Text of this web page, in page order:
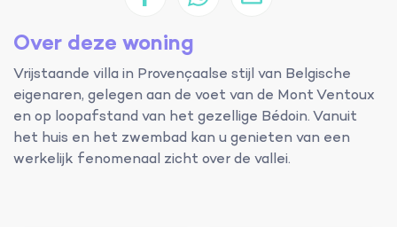
Over deze woning
Vrijstaande villa in Provençaalse stijl van Belgische
eigenaren, gelegen aan de voet van de Mont Ventoux
en op loopafstand van het gezellige Bédoin. Vanuit
het huis en het zwembad kan u genieten van een
werkelijk fenomenaal zicht over de vallei.